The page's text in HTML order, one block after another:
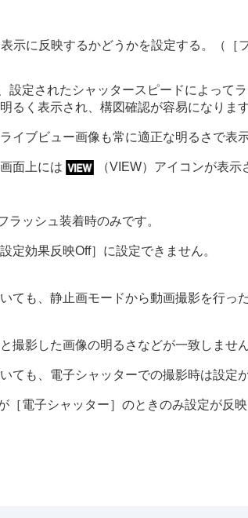
）
示に反映するかどうかを設定する。（
［
設定されたシャッタースピードによって
るく表示され、構図確認が容易になります
イブビュー画像も常に適正な明るさで表
面上には （VIEW）アイコンが表示
ラッシュ装着時のみです。
設定効果反映Off］ に設定できません。
ても、静止画モードから動画撮影を行っ
撮影した画像の明るさなどが一致しません
ても、電子シャッターでの撮影時は設定
［電子シャッター］のときのみ設定が反映